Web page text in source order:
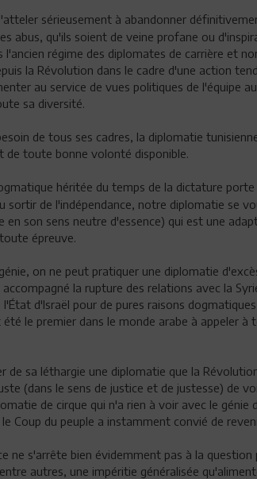
sérieusement à abandonner
abus, qu'ils soient de veine profane ou
régime des diplomates de carrière et
la Révolution dans le cadre d'une action
au service de vues politiques de l'équipe
sa diversité.
de tous ses cadres, la diplomatie
de toute bonne volonté disponible.
héritée du temps de la dictature
sortir de l'indépendance, notre diplomatie se
en son sens neutre d'essence) qui est une
épreuve.
on ne peut pratiquer une diplomatie
la rupture des relations avec la
d'Israël pour de pures raisons
le premier dans le monde arabe à appeler
de sa léthargie une diplomatie que la
(dans le sens de justice et de justesse) de
de cirque qui n'a rien à voir avec le génie
Coup du peuple a instamment convié de
ne s'arrête bien évidemment pas à la question
autres, une impéritie généralisée